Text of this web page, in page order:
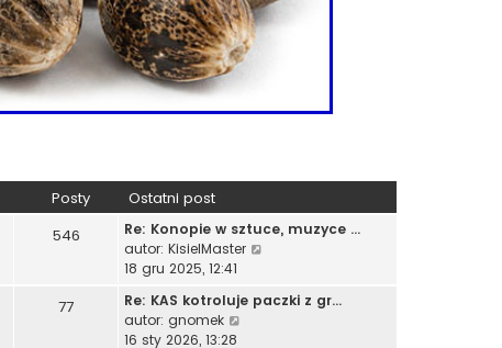
Posty Ostatni post
546
Re: Konopie w sztuce, muzyce …
autor: KisielMaster
w
18 gru 2025, 12:41
77
Re: KAS kotroluje paczki z gr…
autor: gnomek
16 sty 2026, 13:28